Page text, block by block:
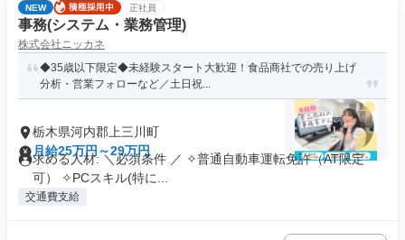
NEW 正社員
事務(システム・業務管理)
株式会社ニッカネ
◆35歳以下限定◆未経験スタート大歓迎！食品商社での売り上げ
分析・営業フォローなど／土日祝...
栃木県河内郡上三川町
月給25万円～29万円
求める人材: ＼必須条件 ／ ✧普通自動車運転免許（AT限定
可） ✧PCスキル(特に...
交通費支給